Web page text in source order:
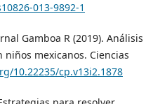
013-9892-1
Gamboa R (2019). Análisis
niños mexicanos. Ciencias
10.22235/cp.v13i2.1878